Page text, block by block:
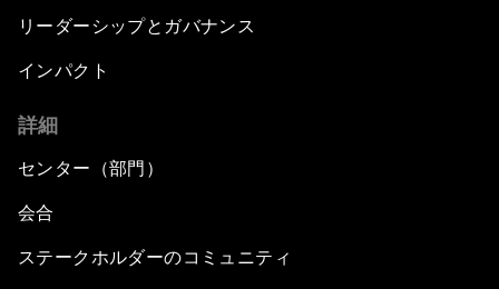
リーダーシップとガバナンス
インパクト
詳細
センター（部門）
会合
ステークホルダーのコミュニティ